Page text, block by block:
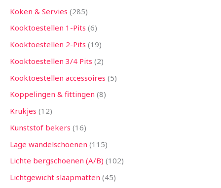
Koken & Servies 285
Kooktoestellen 1-Pits 6
Kooktoestellen 2-Pits 19
Kooktoestellen 3/4 Pits 2
Kooktoestellen accessoires 5
Koppelingen & fittingen 8
Krukjes 12
Kunststof bekers 16
Lage wandelschoenen 115
Lichte bergschoenen (A/B) 102
Lichtgewicht slaapmatten 45